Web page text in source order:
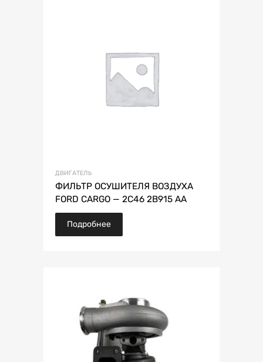
ДВИГАТЕЛЬ
ФИЛЬТР ОСУШИТЕЛЯ ВОЗДУХА
FORD CARGO — 2C46 2B915 AA
Подробнее